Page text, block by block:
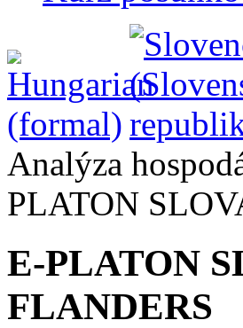
Analýza
PLATON
E-PLATON
FLANDERS